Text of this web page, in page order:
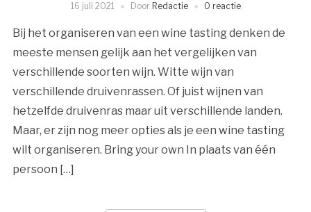
16 juli 2021 Door Redactie 0 reactie
Bij het organiseren van een wine tasting denken de
meeste mensen gelijk aan het vergelijken van
verschillende soorten wijn. Witte wijn van
verschillende druivenrassen. Of juist wijnen van
hetzelfde druivenras maar uit verschillende landen.
Maar, er zijn nog meer opties als je een wine tasting
wilt organiseren. Bring your own In plaats van één
persoon […]